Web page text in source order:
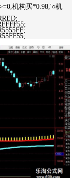
机构买*0.98,'○机